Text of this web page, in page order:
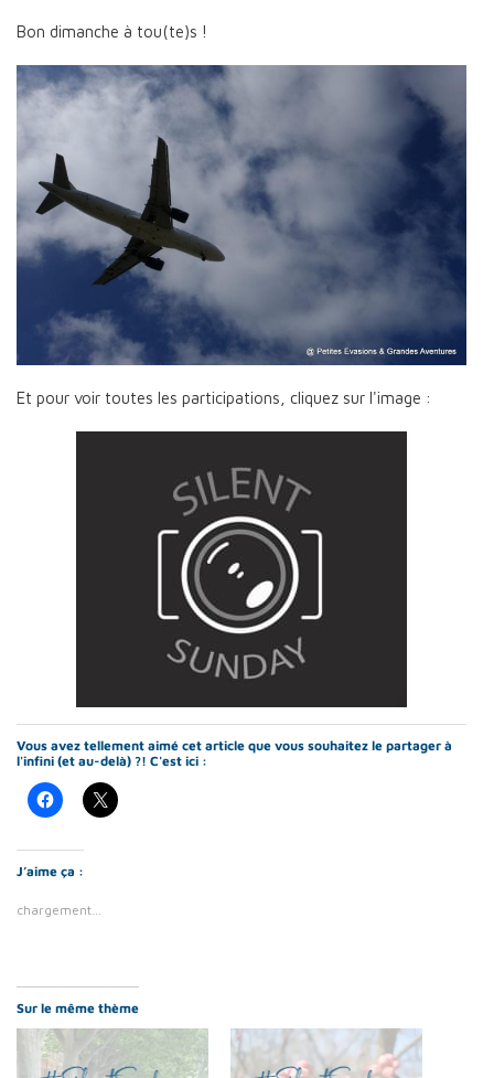
Bon dimanche à tou(te)s !
Et pour voir toutes les participations, cliquez sur l'image :
Vous avez tellement aimé cet article que vous souhaitez le partager à
l'infini (et au-delà) ?! C'est ici :
J’aime ça :
chargement…
Sur le même thème